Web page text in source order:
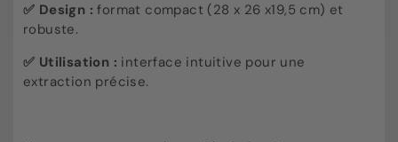
✅ Design : format compact (28 x 26 x19,5 cm) et
robuste.
✅ Utilisation : interface intuitive pour une
extraction précise.